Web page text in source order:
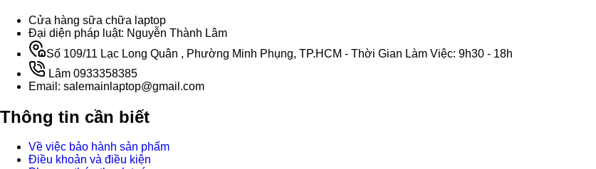
Cửa hàng sữa chữa laptop
Đại diện pháp luật: Nguyễn Thành Lâm
Số 109/11 Lạc Long Quân , Phường Minh Phụng, TP.HCM - Thời Gian Làm Việc: 9h30 - 18h
Lâm 0933358385
Email: salemainlaptop@gmail.com
Thông tin cần biết
Về việc bảo hành sản phẩm
Điều khoản và điều kiện